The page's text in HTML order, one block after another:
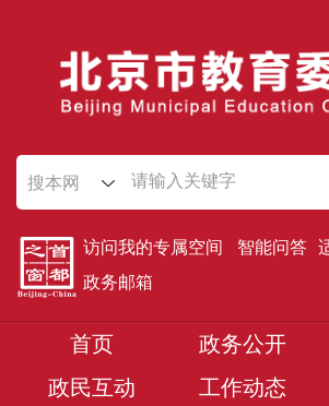
搜本网
访问我的专属空间 智能问答
政务邮箱
首页 政务公开
政民互动
工作动态